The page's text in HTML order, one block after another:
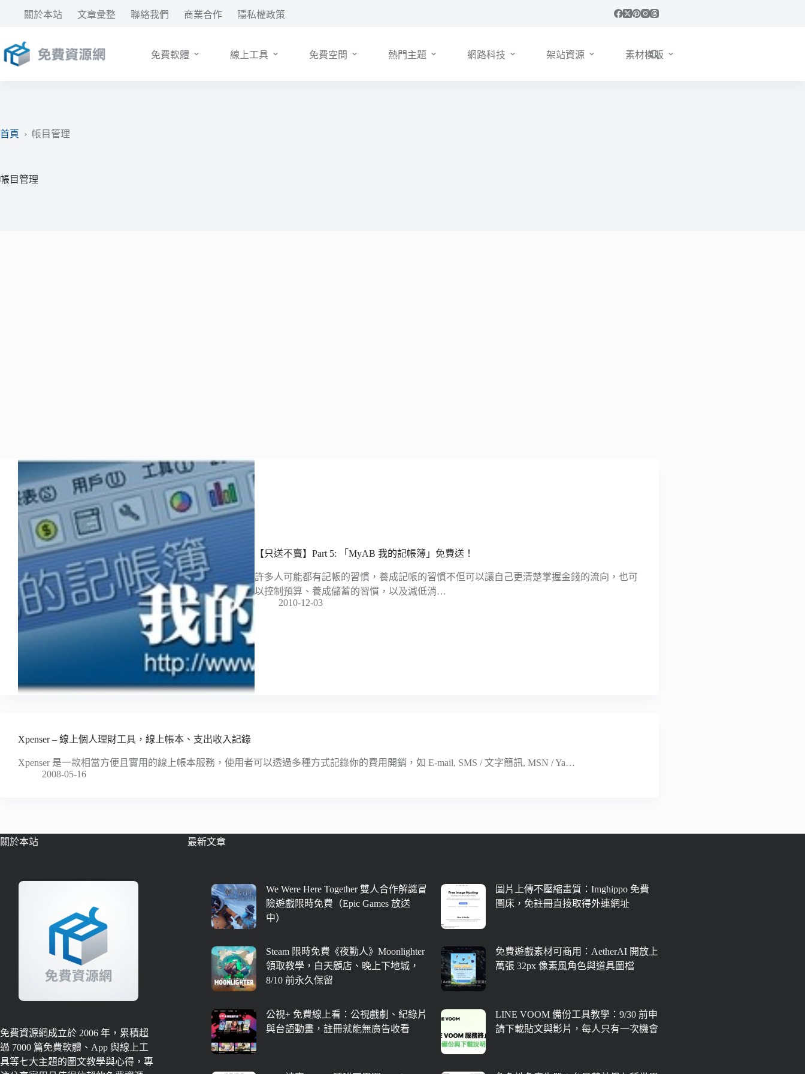
要
內
關於本站 文章彙整 聯絡我們 商業合作 隱私權政策
免費軟體 線上工具 免費空間 熱門主題 網路科技 架站資源 素材模版
首頁 › 帳目管理
帳目管理
【只送不賣】Part 5: 「MyAB 我的記帳簿」免費送！
許多人可能都有記帳的習慣，養成記帳的習慣不但可以讓自己更清楚掌握金錢的流向，也可
以控制預算、養成儲蓄的習慣，以及減低消…
2010-12-03
Xpenser – 線上個人理財工具，線上帳本、支出收入記錄
Xpenser 是一款相當方便且實用的線上帳本服務，使用者可以透過多種方式記錄你的費用開銷，如 E-mail, SMS / 文字簡訊, MSN / Ya…
2008-05-16
關於本站
免費資源網成立於 2006 年，累積超
過 7000 篇免費軟體、App 與線上工
具等七大主題的圖文教學與心得，專
最新文章
We Were Here Together 雙人合作解謎冒
險遊戲限時免費（Epic Games 放送
中）
圖片上傳不壓縮畫質：Imghippo 免費
圖床，免註冊直接取得外連網址
Steam 限時免費《夜勤人》Moonlighter
領取教學，白天顧店、晚上下地城，
8/10 前永久保留
免費遊戲素材可商用：AetherAI 開放上
萬張 32px 像素風角色與道具圖檔
公視+ 免費線上看：公視戲劇、紀錄片
與台語動畫，註冊就能無廣告收看
LINE VOOM 備份工具教學：9/30 前申
請下載貼文與影片，每人只有一次機會